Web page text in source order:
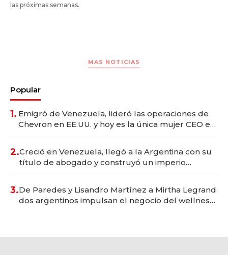
las próximas semanas.
MAS NOTICIAS
Popular
1. Emigró de Venezuela, lideró las operaciones de
Chevron en EE.UU. y hoy es la única mujer CEO en
2.Creció en Venezuela, llegó a la Argentina con su
título de abogado y construyó un imperio
3.De Paredes y Lisandro Martínez a Mirtha Legrand:
dos argentinos impulsan el negocio del wellness